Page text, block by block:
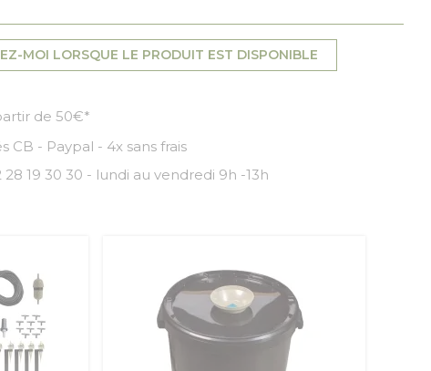
MOI LORSQUE LE PRODUIT EST DISPONIBLE
de 50€*
CB - Paypal - 4x sans frais
19 30 30 - lundi au vendredi 9h -13h